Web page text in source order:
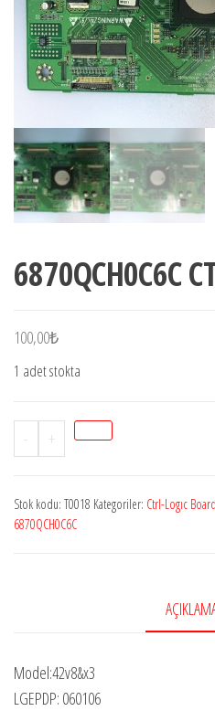
6870QCH0C6C
100,00₺
1 adet stokta
-
6870QCH0C6C
CTRL-
adet
+
Stok kodu: T0018 Kategoriler: Ctrl-Logıc Board
6870QCH0C6C
Model:42v8&x3
LGEPDP: 060106